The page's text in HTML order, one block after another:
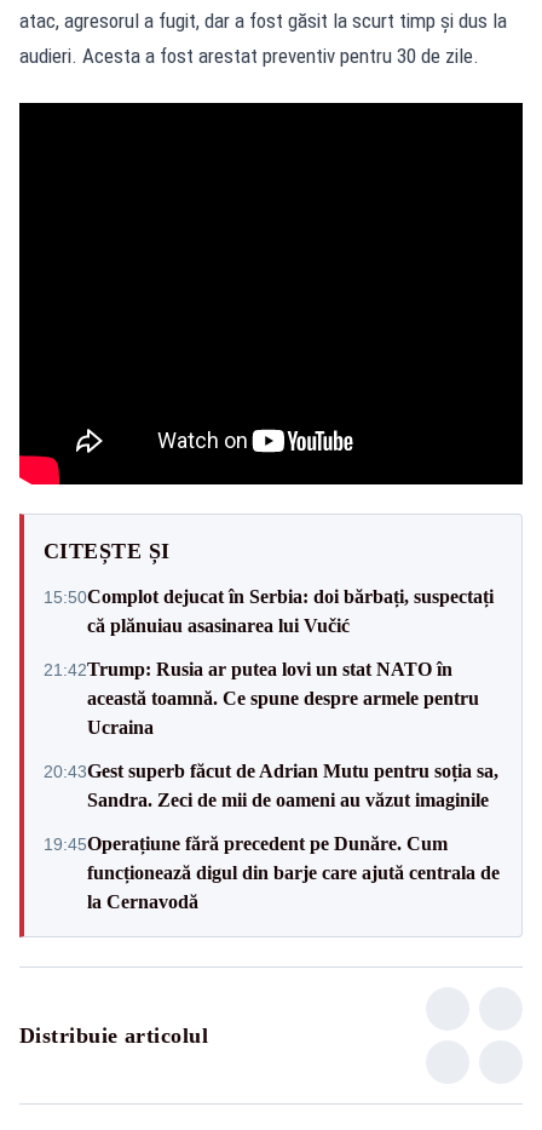
atac, agresorul a fugit, dar a fost găsit la scurt timp și dus la
audieri. Acesta a fost arestat preventiv pentru 30 de zile.
CITEȘTE ȘI
15:50Complot dejucat în Serbia: doi bărbați, suspectați
că plănuiau asasinarea lui Vučić
21:42Trump: Rusia ar putea lovi un stat NATO în
această toamnă. Ce spune despre armele pentru
Ucraina
20:43Gest superb făcut de Adrian Mutu pentru soția sa,
Sandra. Zeci de mii de oameni au văzut imaginile
19:45Operațiune fără precedent pe Dunăre. Cum
funcționează digul din barje care ajută centrala de
la Cernavodă
Distribuie articolul